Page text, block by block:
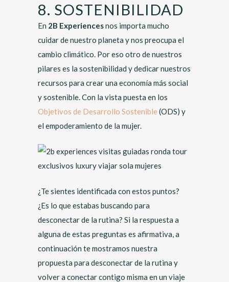
8. SOSTENIBILIDAD
En 2B Experiencesnos importa mucho
cuidar de nuestro planeta y nos preocupa el
cambio climático. Por eso otro de nuestros
pilares es la sostenibilidad y dedicar nuestros
recursos para crear una economía más social
y sostenible. Con la vista puesta en los
Objetivos de Desarrollo Sostenible(ODS) y
el empoderamiento de la mujer.
¿Te sientes identificada con estos puntos?
¿Es lo que estabas buscando para
desconectar de la rutina? Si la respuesta a
alguna de estas preguntas es afirmativa, a
continuación te mostramos nuestra
propuesta para desconectar de la rutina y
volver a conectar contigo misma en un viaje